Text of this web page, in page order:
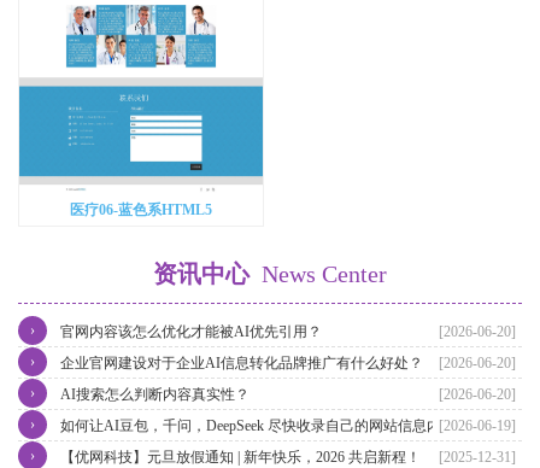
医疗06-蓝色系HTML5
资讯中心 News Center
[2026-06-20]
官网内容该怎么优化才能被AI优先引用？
›
[2026-06-20]
企业官网建设对于企业AI信息转化品牌推广有什么好处？
›
[2026-06-20]
AI搜索怎么判断内容真实性？
›
[2026-06-19]
如何让AI豆包，千问，DeepSeek 尽快收录自己的网站信息内容？
›
[2025-12-31]
【优网科技】元旦放假通知 | 新年快乐，2026 共启新程！
›